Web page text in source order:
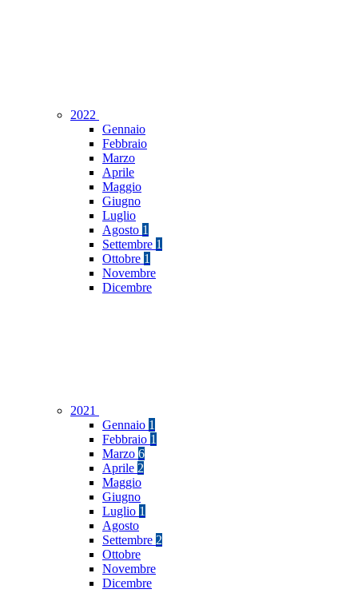
2022
Gennaio
Febbraio
Marzo
Aprile
Maggio
Giugno
Luglio
Agosto 1
Settembre 1
Ottobre 1
Novembre
Dicembre
2021
Gennaio 1
Febbraio 1
Marzo 6
Aprile 2
Maggio
Giugno
Luglio 1
Agosto
Settembre 2
Ottobre
Novembre
Dicembre